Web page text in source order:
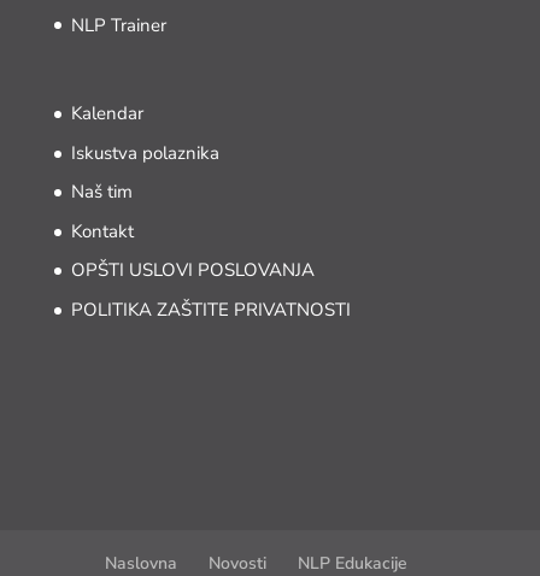
NLP Trainer
Kalendar
Iskustva polaznika
Naš tim
Kontakt
OPŠTI USLOVI POSLOVANJA
POLITIKA ZAŠTITE PRIVATNOSTI
Naslovna Novosti NLP Edukacije